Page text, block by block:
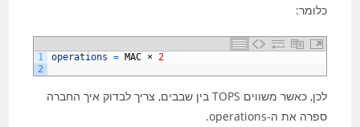
כלומר:
1
2
operations = MAC × 2
לכן, כאשר משווים TOPS בין שבבים, צריך לבדוק איך החברה
ספרה את ה-operations.